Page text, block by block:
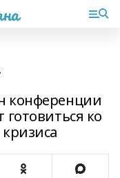
конференции
ко